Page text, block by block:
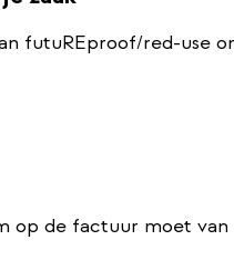
futuREproof/red-use
op de factuur moet van